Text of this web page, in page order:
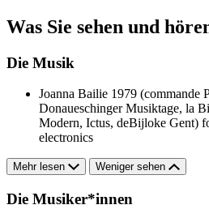
Was Sie sehen und
Die Musik
Joanna Bailie 1979 (commande
Donaueschinger Musiktage, la
Modern, Ictus, deBijloke Gent)
electronics
Mehr lesen Weniger sehen
Die Musiker*innen